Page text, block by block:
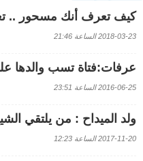
كيف تعرف أنك مسحور ..
2018-03-23 الساعة 21:46
عرفات:فتاة تسب والدها
2016-06-25 الساعة 23:51
ولد الميداح : من يلتقي
2017-11-20 الساعة 12:23